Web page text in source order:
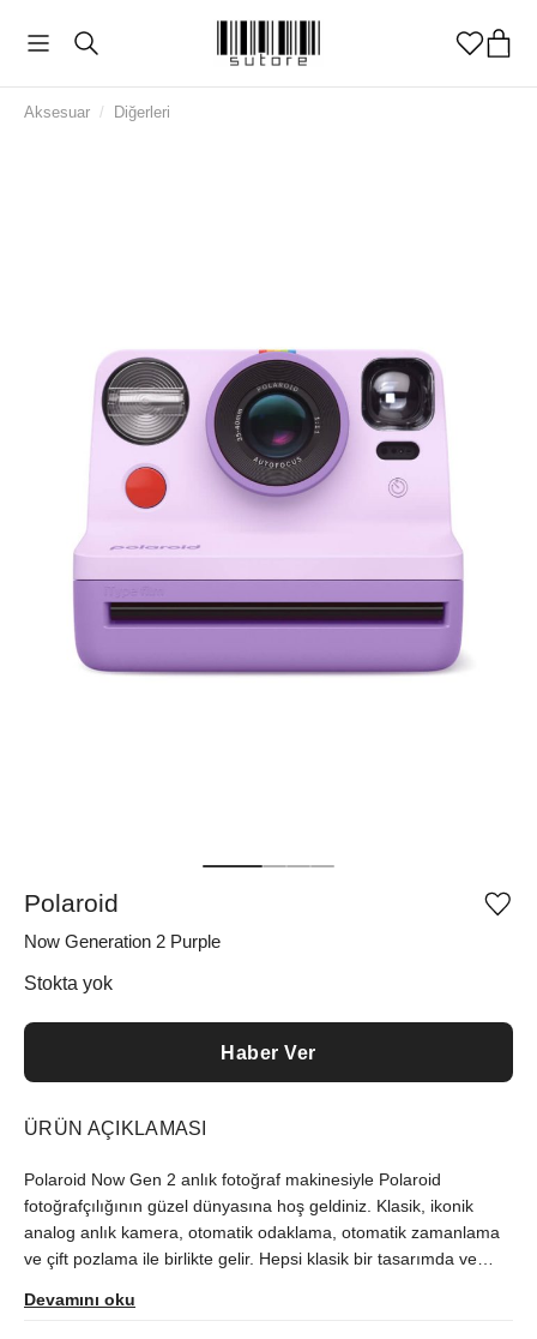
Aksesuar / Diğerleri
Polaroid
Now Generation 2 Purple
Stokta yok
Haber Ver
ÜRÜN AÇIKLAMASI
Polaroid Now Gen 2 anlık fotoğraf makinesiyle Polaroid
fotoğrafçılığının güzel dünyasına hoş geldiniz. Klasik, ikonik
analog anlık kamera, otomatik odaklama, otomatik zamanlama
ve çift pozlama ile birlikte gelir. Hepsi klasik bir tasarımda ve
Polaroid anlık film ile kutudan çıktığı gibi çekim yapın. i-Type &
Devamını oku